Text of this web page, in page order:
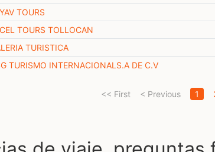
TOURS
TOURS TOLLOCAN
TURISTICA
TURISMO INTERNACIONALS.A DE C.V
<< First < Previous 1